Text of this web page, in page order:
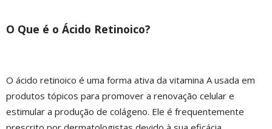
O Que é o Ácido Retinoico?
O ácido retinoico é uma forma ativa da vitamina A usada em
produtos tópicos para promover a renovação celular e
estimular a produção de colágeno. Ele é frequentemente